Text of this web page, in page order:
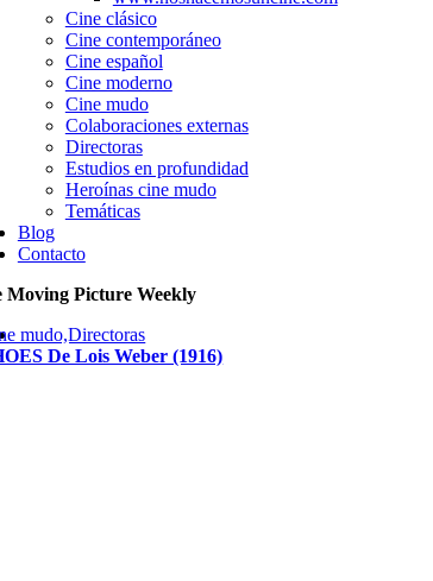
Cine clásico
Cine contemporáneo
Cine español
Cine moderno
Cine mudo
Colaboraciones externas
Directoras
Estudios en profundidad
Heroínas cine mudo
Temáticas
Blog
Contacto
Moving Picture Weekly
mudo,Directoras
De Lois Weber (1916)